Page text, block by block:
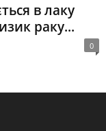
в лаку
раку...
0